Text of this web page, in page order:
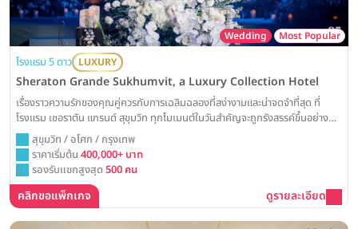
Wedding Most Popular
โรงแรม 5 ดาว LUXURY
Sheraton Grande Sukhumvit, a Luxury Collection Hotel
เรื่องราวความรักของคุณคู่ควรกับการเฉลิมฉลองที่สง่างามและน่าจดจำที่สุด ที่
โรงแรม เชอราตัน แกรนด์ สุขุมวิท ทุกโมเมนต์ในวันสำคัญจะถูกรังสรรค์ขึ้นอย่าง
วิจิตรบรรจง ด้วยมนต์เสน่ห์ของห้องแกรนด์บอลรูมสุดคลาสสิก พร้อมบริการเหนือ
ระดับ ณ แลนด์มาร์คใจกลางกรุงเทพฯ ที่จะสร้างความประทับใจให้แก่แขกผู้มีเกียรติ
ทุกคน
สุขุมวิท / อโศก / กรุงเทพ
ราคาเริ่มต้น 400,000+ บาท
รองรับแขกสูงสุด 500 คน
คลิกขอแพ็กเกจ ดูรายละเอียด